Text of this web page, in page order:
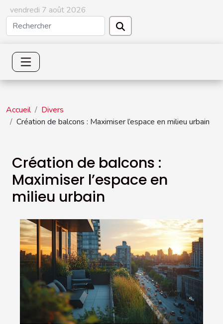
vendredi 7 août 2026
Accueil
Divers
Création de balcons : Maximiser l’espace en milieu urbain
Création de balcons :
Maximiser l’espace en
milieu urbain